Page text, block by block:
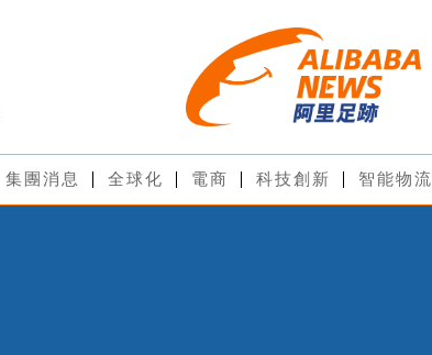
集團消息 全球化 電商 科技創新 智能物流